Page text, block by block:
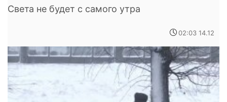
Света не будет с самого утра
02:03 14.12